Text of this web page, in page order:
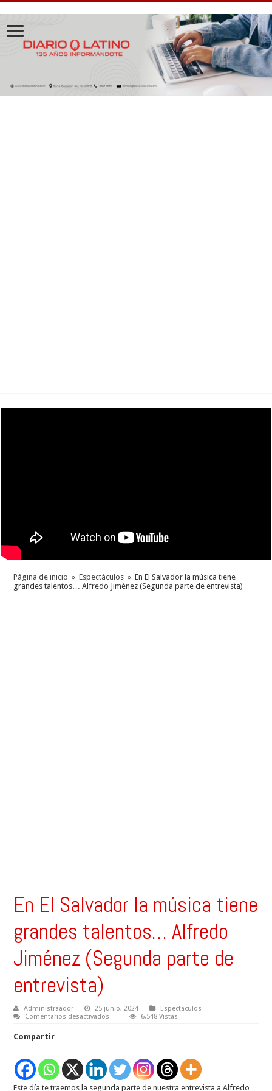
Página de inicio » Espectáculos » En El Salvador la música tiene
grandes talentos… Alfredo Jiménez (Segunda parte de entrevista)
En El Salvador la música tiene
grandes talentos… Alfredo
Jiménez (Segunda parte de
entrevista)
Administraador 25 junio, 2024
Espectáculos
Comentarios desactivados
tiene
grandes
talentos…
Alfredo
6,548 Vistas
Compartir
Este día te traemos la segunda parte de nuestra entrevista a Alfredo